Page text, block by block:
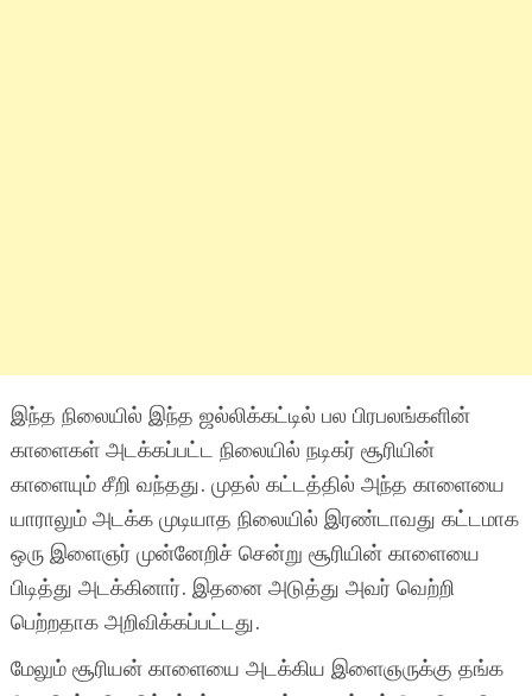
இந்த நிலையில் இந்த ஜல்லிக்கட்டில் பல பிரபலங்களின்
காளைகள் அடக்கப்பட்ட நிலையில் நடிகர் சூரியின்
காளையும் சீறி வந்தது. முதல் கட்டத்தில் அந்த காளையை
யாராலும் அடக்க முடியாத நிலையில் இரண்டாவது கட்டமாக
ஒரு இளைஞர் முன்னேறிச் சென்று சூரியின் காளையை
பிடித்து அடக்கினார். இதனை அடுத்து அவர் வெற்றி
பெற்றதாக அறிவிக்கப்பட்டது.
மேலும் சூரியன் காளையை அடக்கிய இளைஞருக்கு தங்க